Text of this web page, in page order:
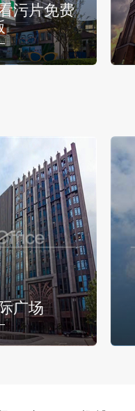
污片免费
广场